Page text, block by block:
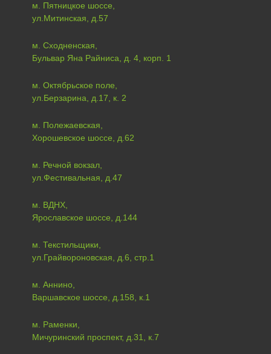
м. Пятницкое шоссе,
ул.Митинская, д.57
м. Сходненская,
Бульвар Яна Райниса, д. 4, корп. 1
м. Октябрьское поле,
ул.Берзарина, д.17, к. 2
м. Полежаевская,
Хорошевское шоссе, д.62
м. Речной вокзал,
ул.Фестивальная, д.47
м. ВДНХ,
Ярославское шоссе, д.144
м. Текстильщики,
ул.Грайвороновская, д.6, стр.1
м. Аннино,
Варшавское шоссе, д.158, к.1
м. Раменки,
Мичуринский проспект, д.31, к.7